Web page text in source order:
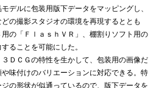
デルに包装用版下データをマッピングし、
の撮影スタジオの環境を再現するととも
の「ＦｌａｓｈＶＲ」、棚割りソフト用の
ることを可能にした。
ＤＣＧの特性を生かして、包装用の画像だ
味付けのバリエーションに対応できる。特
の形状が似通っているので、版下データを